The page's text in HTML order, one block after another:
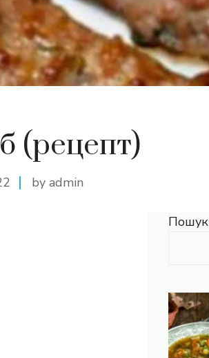
(рецепт)
by admin
Пошук